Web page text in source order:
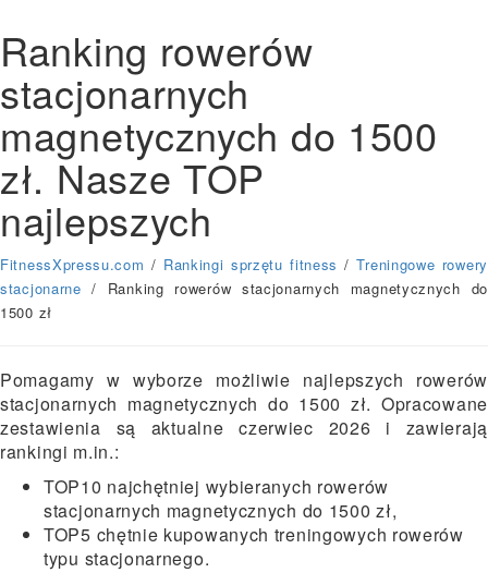
Ranking rowerów
stacjonarnych
magnetycznych do 1500
zł. Nasze TOP
najlepszych
FitnessXpressu.com / Rankingi sprzętu fitness /Treningowe rowery
stacjonarne / Ranking rowerów stacjonarnych magnetycznych do
1500 zł
Pomagamy w wyborze możliwie najlepszych rowerów
stacjonarnych magnetycznych do 1500 zł. Opracowane
zestawienia są aktualne czerwiec 2026 i zawierają
rankingi m.in.:
TOP10 najchętniej wybieranych rowerów
stacjonarnych magnetycznych do 1500 zł,
TOP5 chętnie kupowanych treningowych rowerów
typu stacjonarnego.